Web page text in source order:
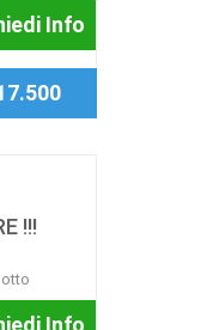
Info
!!!
Info